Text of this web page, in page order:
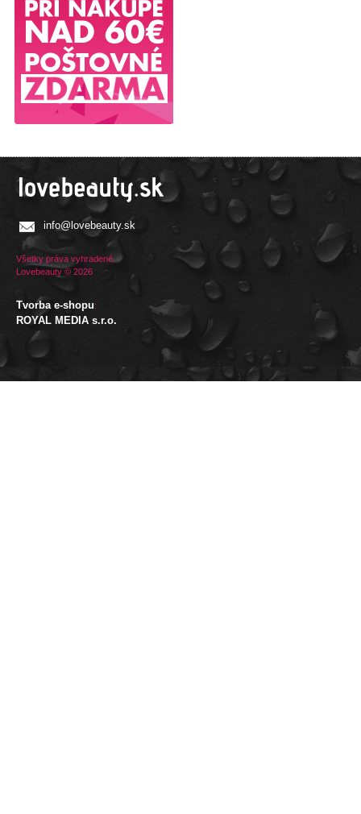
info@lovebeauty.sk
Všetky práva vyhradené.
Lovebeauty © 2026
Tvorba e-shopu:
ROYAL MEDIA s.r.o.